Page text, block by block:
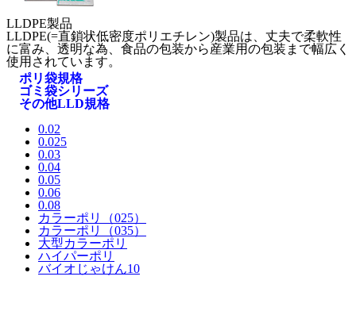
LLDPE製品
LLDPE(=直鎖状低密度ポリエチレン)製品は、丈夫で柔軟性
に富み、透明な為、食品の包装から産業用の包装まで幅広く
使用されています。
ポリ袋規格
ゴミ袋シリーズ
その他LLD規格
0.02
0.025
0.03
0.04
0.05
0.06
0.08
カラーポリ（025）
カラーポリ（035）
大型カラーポリ
ハイパーポリ
バイオじゃけん10